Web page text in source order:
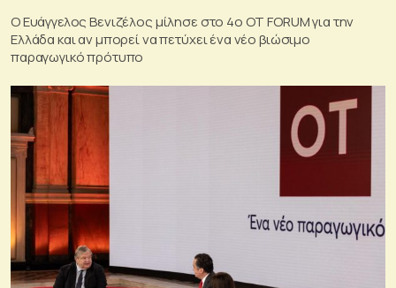
Ο Ευάγγελος Βενιζέλος μίλησε στο 4ο OT FORUM για την
Ελλάδα και αν μπορεί να πετύχει ένα νέο βιώσιμο
παραγωγικό πρότυπο